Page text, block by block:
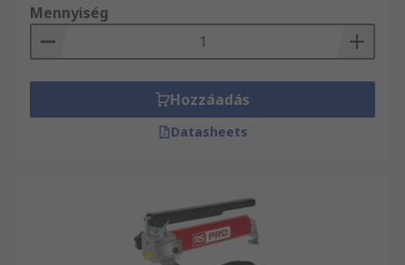
Mennyiség
Hozzáadás
Datasheets